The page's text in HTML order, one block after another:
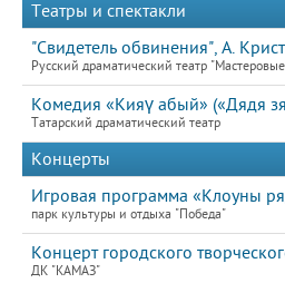
Театры и спектакли
"Свидетель обвинения", А.
Русский драматический театр
Комедия «Кияү абый» («Дядя
Татарский драматический театр
Концерты
Игровая программа «Клоуны
парк культуры и отдыха "Победа"
Концерт городского
ДК "КАМАЗ"